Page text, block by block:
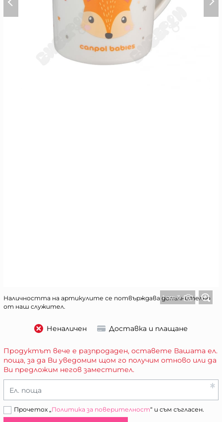
1 от 3
Наличността на артикулите се потвърждава допълнително
от наш служител.
Неналичен Доставка и плащане
Продуктът вече е разпродаден, оставете Вашата ел.
поща, за да Ви уведомим щом го получим отново или да
Ви предложим негов заместител.
Ел. поща
Прочетох „Политика за поверителност“ и съм съгласен.